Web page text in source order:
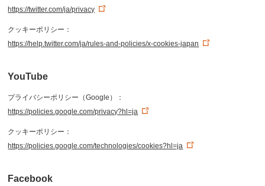
https://twitter.com/ja/privacy
クッキーポリシー：
https://help.twitter.com/ja/rules-and-policies/x-cookies-japan
YouTube
プライバシーポリシー（Google）：
https://policies.google.com/privacy?hl=ja
クッキーポリシー：
https://policies.google.com/technologies/cookies?hl=ja
Facebook